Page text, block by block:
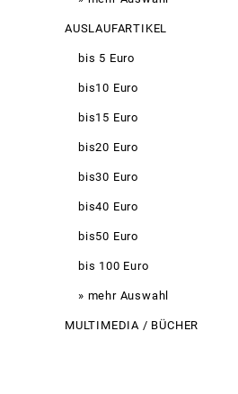
AUSLAUFARTIKEL
bis 5 Euro
bis10 Euro
bis15 Euro
bis20 Euro
bis30 Euro
bis40 Euro
bis50 Euro
bis 100 Euro
» mehr Auswahl
MULTIMEDIA / BÜCHER